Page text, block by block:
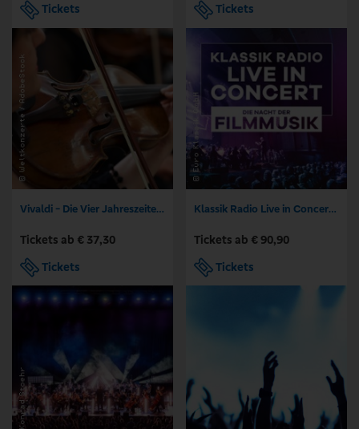
Tickets
Tickets
Vivaldi - Die Vier Jahreszeiten | Kammerorchester der Neuen Philharmonie Hamburg
Tickets ab € 37,30
Tickets
Klassik Radio Live in Concert - Die Nacht der Filmmusik 2026
Tickets ab € 90,90
Tickets